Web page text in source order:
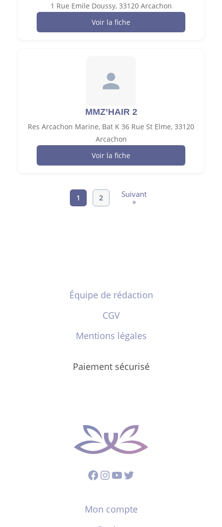
1 Rue Emile Doussy, 33120 Arcachon
Voir la fiche
MMZ’HAIR 2
Res Arcachon Marine, Bat K 36 Rue St Elme, 33120
Arcachon
Voir la fiche
1 2 Suivant
»
Équipe de rédaction
CGV
Mentions légales
Paiement sécurisé
Facebook
Instagram
YouTube
Twitter
Mon compte